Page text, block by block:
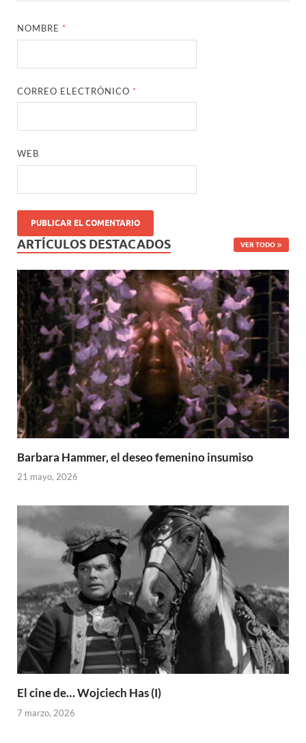
NOMBRE *
CORREO ELECTRÓNICO *
WEB
ARTÍCULOS DESTACADOS VER TODO
Barbara Hammer, el deseo femenino insumiso
21 mayo, 2026
El cine de… Wojciech Has (I)
7 marzo, 2026